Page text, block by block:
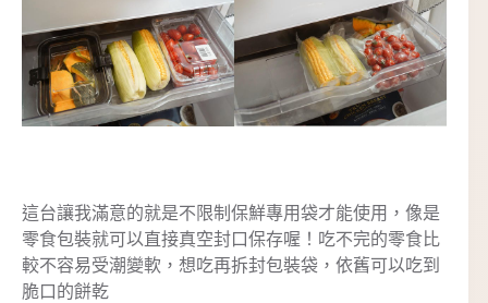
這台讓我滿意的就是不限制保鮮專用袋才能使用，像是
零食包裝就可以直接真空封口保存喔！吃不完的零食比
較不容易受潮變軟，想吃再拆封包裝袋，依舊可以吃到
脆口的餅乾